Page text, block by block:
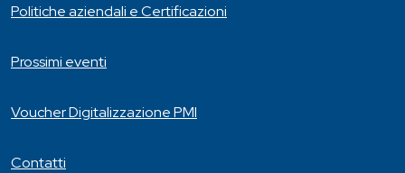
Politiche aziendali e Certificazioni
Prossimi eventi
Voucher Digitalizzazione PMI
Contatti